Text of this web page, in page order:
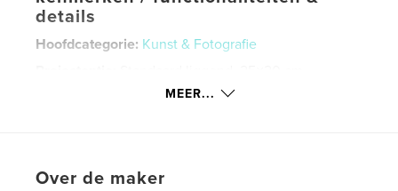
details
Hoofdcategorie: Kunst & Fotografie
Trefwoorden
MEER...
Over de maker